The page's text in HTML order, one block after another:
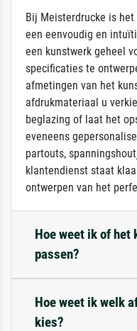
Bij Meisterdrucke is
een eenvoudig en
een kunstwerk geheel
specificaties te
afmetingen van het
afdrukmateriaal u
beglazing of laat het
eveneens
partouts,
klantendienst staat
ontwerpen van het
Hoe weet ik of het
passen?
Hoe weet ik welk
kies?